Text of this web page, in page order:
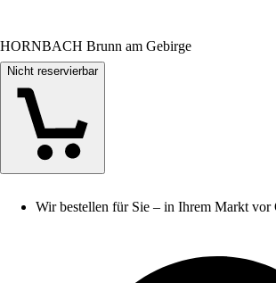
HORNBACH Brunn am Gebirge
Nicht reservierbar
Wir bestellen für Sie – in Ihrem Markt vor